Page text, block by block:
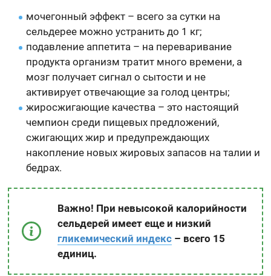
мочегонный эффект – всего за сутки на
сельдерее можно устранить до 1 кг;
подавление аппетита – на переваривание
продукта организм тратит много времени, а
мозг получает сигнал о сытости и не
активирует отвечающие за голод центры;
жиросжигающие качества – это настоящий
чемпион среди пищевых предложений,
сжигающих жир и предупреждающих
накопление новых жировых запасов на талии и
бедрах.
Важно! При невысокой калорийности
сельдерей имеет еще и низкий
гликемический индекс – всего 15
единиц.